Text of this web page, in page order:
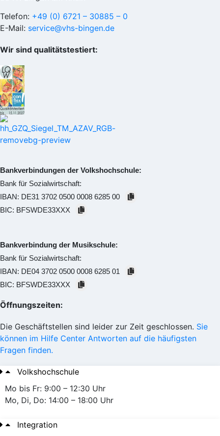
Telefon: +49 (0) 6721 – 30885 – 0
E-Mail: service@vhs-bingen.de
Wir sind qualitätstestiert:
Bankverbindungen der Volkshochschule:
Bank für Sozialwirtschaft:
IBAN: DE31 3702 0500 0008 6285 00
BIC: BFSWDE33XXX
Bankverbindung der Musikschule:
Bank für Sozialwirtschaft:
IBAN: DE04 3702 0500 0008 6285 01
BIC: BFSWDE33XXX
Öffnungszeiten:
Die Geschäftstellen sind leider zur Zeit geschlossen. Sie
können im Hilfe Center Antworten auf die häufigsten
Fragen finden.
Volkshochschule
Mo bis Fr: 9:00 – 12:30 Uhr
Mo, Di, Do: 14:00 – 18:00 Uhr
Integration